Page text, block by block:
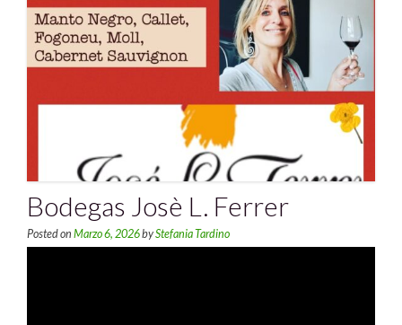
Bodegas Josè L. Ferrer
Posted on Marzo 6, 2026byStefania Tardino